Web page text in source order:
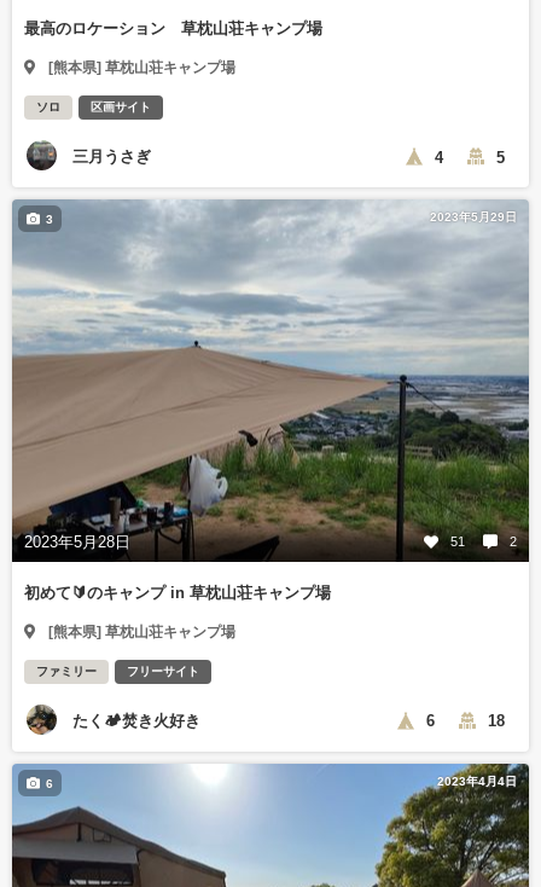
最高のロケーション 草枕山荘キャンプ場
[熊本県] 草枕山荘キャンプ場
ソロ 区画サイト
三月うさぎ 4 5
2023年5月29日
2023年5月28日 51 2
3
初めて🔰のキャンプ in 草枕山荘キャンプ場
[熊本県] 草枕山荘キャンプ場
ファミリー フリーサイト
たく🏕焚き火好き 6 18
2023年4月4日
6